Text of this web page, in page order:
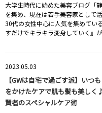
大学生時代に始めた美容ブログ「
を集め、現在は若手美容家として
30代の女性中心に人気を集めてい
すだけでキラキラ変身していく』が
2023.05.03
【GWは自宅で過ごす派】いつ
をかけたケアで肌も髪も美しく
賢者のスペシャルケア術